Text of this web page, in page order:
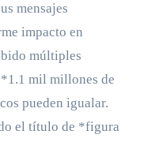
mensajes
impacto en
múltiples
mil millones de
pueden igualar.
el título de *figura